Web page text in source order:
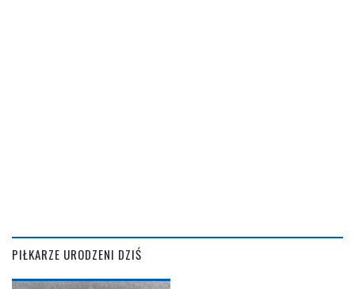
PIŁKARZE URODZENI DZIŚ